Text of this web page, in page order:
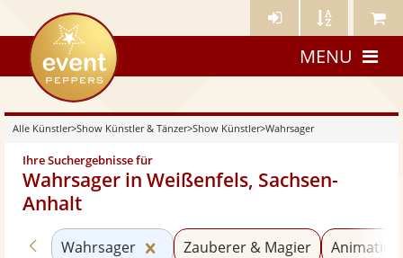
Künstler- Künstler Meine
eventpeppers
MENU
Alle Künstler>Show Künstler & Tänzer>Show Künstler>Wahrsager
Ihre Suchergebnisse für
Wahrsager in Weißenfels, Sachsen-
Anhalt
Zurück zu «Show Künstler»
Wahrsager Kategorie «Wahrsager»
Zauberer & Magier